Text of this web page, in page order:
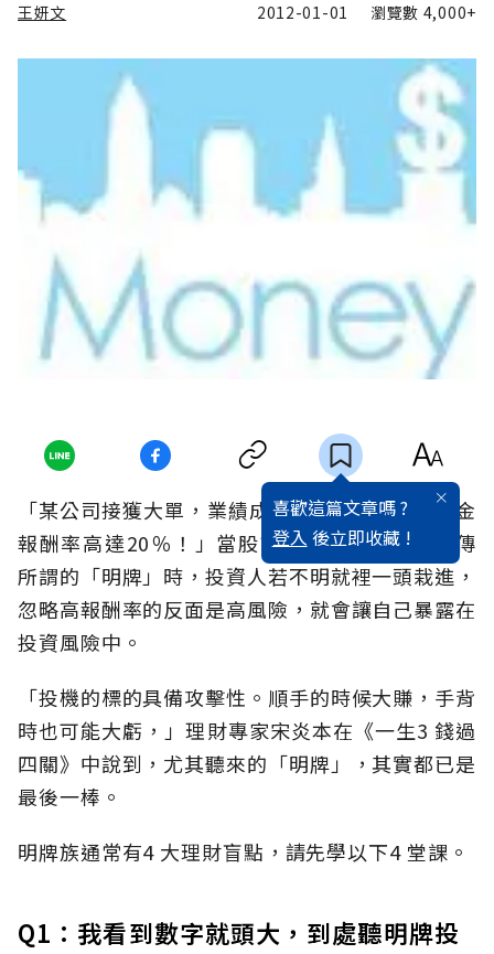
王妍文 2012-01-01 瀏覽數 4,000+
喜歡這篇文章嗎 ?
登入 後立即收藏 !
「某公司接獲大單，業績成長3 成！」、「某基金
報酬率高達20％！」當股市老師或報章雜誌宣傳
所謂的「明牌」時，投資人若不明就裡一頭栽進，
忽略高報酬率的反面是高風險，就會讓自己暴露在
投資風險中。
「投機的標的具備攻擊性。順手的時候大賺，手背
時也可能大虧，」理財專家宋炎本在《一生3 錢過
四關》中說到，尤其聽來的「明牌」，其實都已是
最後一棒。
明牌族通常有4 大理財盲點，請先學以下4 堂課。
Q1：我看到數字就頭大，到處聽明牌投